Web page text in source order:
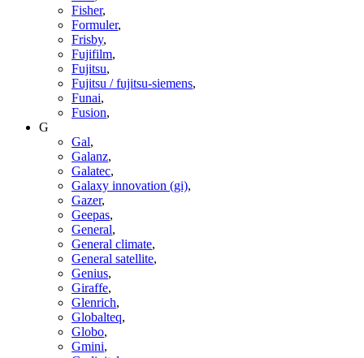
Fisher,
Formuler,
Frisby,
Fujifilm,
Fujitsu,
Fujitsu / fujitsu-siemens,
Funai,
Fusion,
G
Gal,
Galanz,
Galatec,
Galaxy innovation (gi),
Gazer,
Geepas,
General,
General climate,
General satellite,
Genius,
Giraffe,
Glenrich,
Globalteq,
Globo,
Gmini,